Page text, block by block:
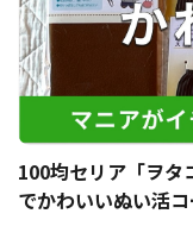
100均セリア「ヲタ
でかわいいぬい活